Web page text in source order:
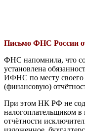
Письмо ФНС России
ФНС напомнила, что
установлена
ИФНС по месту своего
(финансовую)
При этом НК РФ не
налогоплательщиком в
отчётности